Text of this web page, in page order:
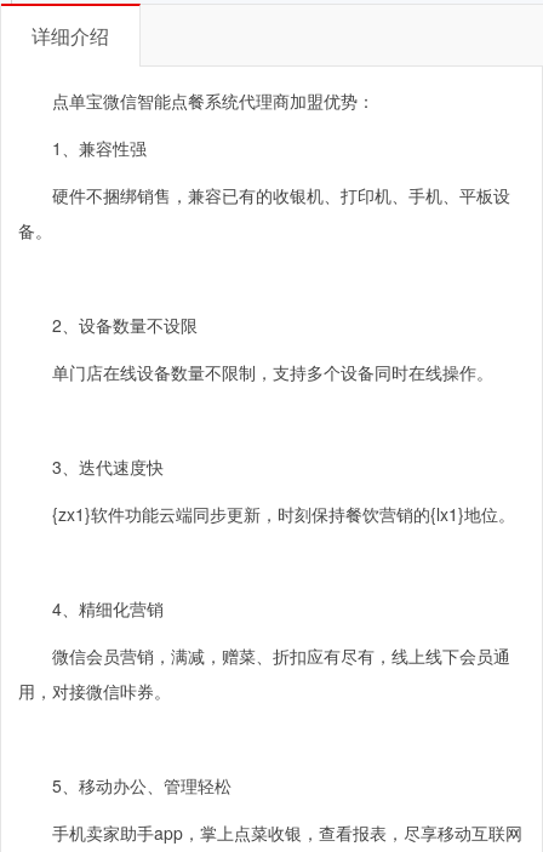
详细介绍
点单宝微信智能点餐系统代理商加盟优势：
1、 兼容性强
硬件不捆绑销售，兼容已有的收银机、打印机、手机、平板设
备。
2 、设备数量不设限
单门店在线设备数量不限制，支持多个设备同时在线操作。
3 、迭代速度快
{zx1}软件功能云端同步更新，时刻保持餐饮营销的{lx1}地位。
4 、精细化营销
微信会员营销，满减，赠菜、折扣应有尽有，线上线下会员通
用，对接微信咔券。
5 、移动办公、管理轻松
手机卖家助手app，掌上点菜收银，查看报表，尽享移动互联网